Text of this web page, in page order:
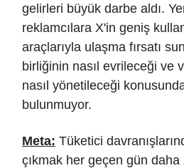
gelirleri büyük darbe aldı.
reklamcılara X'in geniş
araçlarıyla ulaşma fırsatı
birliğinin nasıl evrileceği ve
nasıl yönetileceği
bulunmuyor.
Meta: Tüketici
çıkmak her geçen gün daha